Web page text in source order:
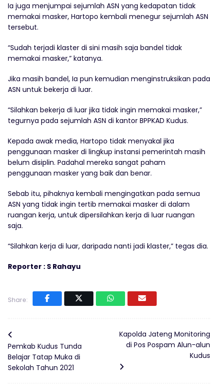
Ia juga menjumpai sejumlah ASN yang kedapatan tidak
memakai masker, Hartopo kembali menegur sejumlah ASN
tersebut.
“Sudah terjadi klaster di sini masih saja bandel tidak
memakai masker,” katanya.
Jika masih bandel, Ia pun kemudian menginstruksikan pada
ASN untuk bekerja di luar.
“Silahkan bekerja di luar jika tidak ingin memakai masker,”
tegurnya pada sejumlah ASN di kantor BPPKAD Kudus.
Kepada awak media, Hartopo tidak menyakal jika
penggunaan masker di lingkup instansi pemerintah masih
belum disiplin. Padahal mereka sangat paham
penggunaan masker yang baik dan benar.
Sebab itu, pihaknya kembali mengingatkan pada semua
ASN yang tidak ingin tertib memakai masker di dalam
ruangan kerja, untuk dipersilahkan kerja di luar ruangan
saja.
“Silahkan kerja di luar, daripada nanti jadi klaster,” tegas dia.
Reporter : S Rahayu
Share:
Pemkab Kudus Tunda
Belajar Tatap Muka di
Sekolah Tahun 2021
Kapolda Jateng Monitoring
di Pos Pospam Alun-alun
Kudus